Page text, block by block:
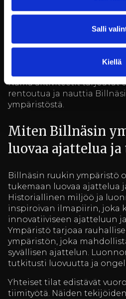
Salli
Kiellä
nauttia luonnon
Kalastus Mustionjoella,
Kulttuurihistorialliset
osallistujat aikamatkalle
Nämä aktiviteetit tarjoavat
rentoutua ja nauttia
ympäristöstä.
Miten Billnäsin
luovaa ajattelua
Billnäsin ruukin ympäristö
tukemaan luovaa ajattelua
Historiallinen miljöö ja
inspiroivan ilmapiirin, joka
innovatiiviseen ajatteluun
Ympäristö tarjoaa
ympäristön, joka
syvällisen ajattelun.
tutkitusti luovuutta ja
Yhteiset tilat edistävät
tiimityötä. Näiden